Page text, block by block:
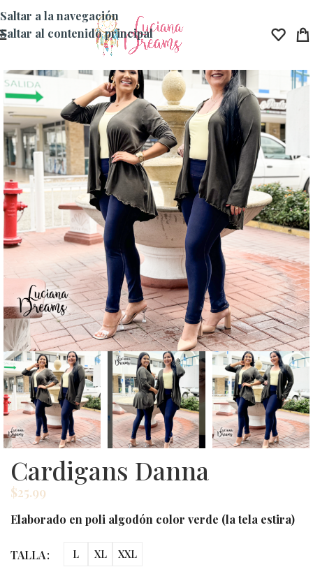
Saltar a la navegación
Saltar al contenido principal
Cardigans Danna
$25.99
Elaborado en poli algodón color verde (la tela estira)
TALLA L XL XXL